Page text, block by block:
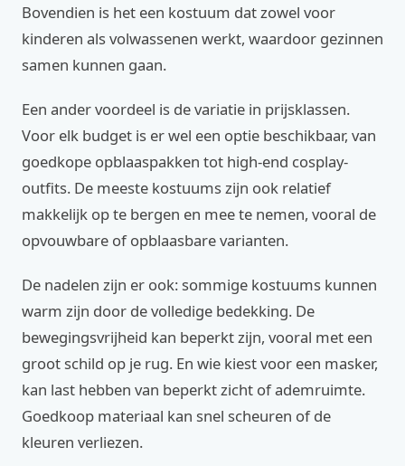
Bovendien is het een kostuum dat zowel voor
kinderen als volwassenen werkt, waardoor gezinnen
samen kunnen gaan.
Een ander voordeel is de variatie in prijsklassen.
Voor elk budget is er wel een optie beschikbaar, van
goedkope opblaaspakken tot high-end cosplay-
outfits. De meeste kostuums zijn ook relatief
makkelijk op te bergen en mee te nemen, vooral de
opvouwbare of opblaasbare varianten.
De nadelen zijn er ook: sommige kostuums kunnen
warm zijn door de volledige bedekking. De
bewegingsvrijheid kan beperkt zijn, vooral met een
groot schild op je rug. En wie kiest voor een masker,
kan last hebben van beperkt zicht of ademruimte.
Goedkoop materiaal kan snel scheuren of de
kleuren verliezen.